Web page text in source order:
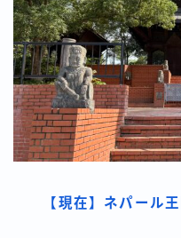
【現在】ネパール王